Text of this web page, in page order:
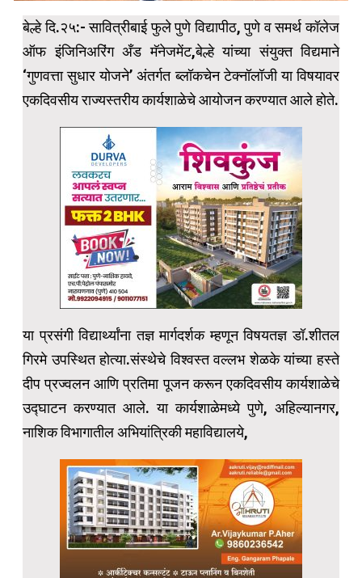
बेल्हे दि.२५:- सावित्रीबाई फुले पुणे विद्यापीठ, पुणे व समर्थ कॉलेज
ऑफ इंजिनिअरिंग अँड मॅनेजमेंट,बेल्हे यांच्या संयुक्त विद्यमाने
‘गुणवत्ता सुधार योजने’ अंतर्गत ब्लॉकचेन टेक्नॉलॉजी या विषयावर
एकदिवसीय राज्यस्तरीय कार्यशाळेचे आयोजन करण्यात आले होते.
या प्रसंगी विद्यार्थ्यांना तज्ञ मार्गदर्शक म्हणून विषयतज्ञ डॉ.शीतल
गिरमे उपस्थित होत्या.संस्थेचे विश्वस्त वल्लभ शेळके यांच्या हस्ते
दीप प्रज्वलन आणि प्रतिमा पूजन करून एकदिवसीय कार्यशाळेचे
उद्घाटन करण्यात आले. या कार्यशाळेमध्ये पुणे, अहिल्यानगर,
नाशिक विभागातील अभियांत्रिकी महाविद्यालये,